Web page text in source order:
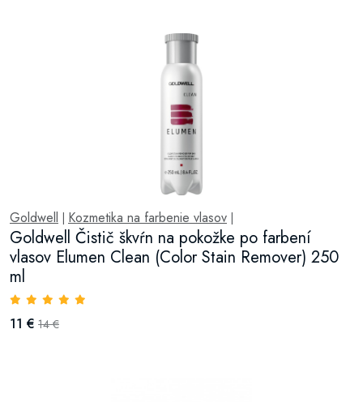
Goldwell Kozmetika na farbenie vlasov
Goldwell Čistič škvŕn na pokožke po farbení
vlasov Elumen Clean (Color Stain Remover) 250
ml
11 € 14 €